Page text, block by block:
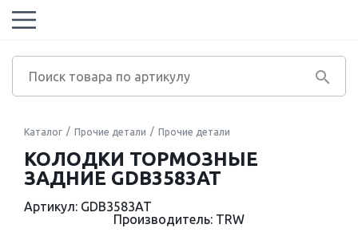
Каталог Прочие детали Прочие детали
КОЛОДКИ ТОРМОЗНЫЕ
ЗАДНИЕ GDB3583AT
Артикул: GDB3583AT
Производитель: TRW